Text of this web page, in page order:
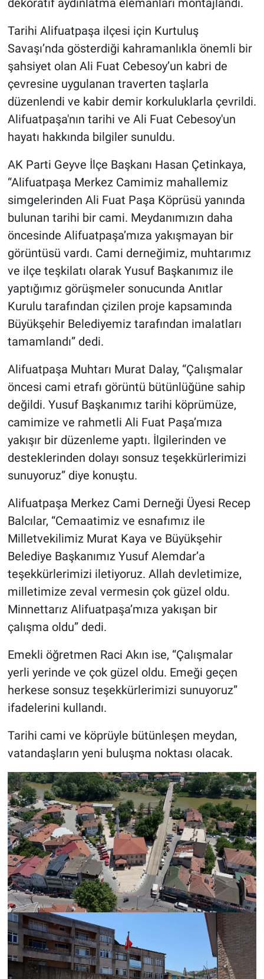
dekoratif aydınlatma elemanları montajlandı.
Tarihi Alifuatpaşa ilçesi için Kurtuluş
Savaşı’nda gösterdiği kahramanlıkla önemli bir
şahsiyet olan Ali Fuat Cebesoy’un kabri de
çevresine uygulanan traverten taşlarla
düzenlendi ve kabir demir korkuluklarla çevrildi.
Alifuatpaşa'nın tarihi ve Ali Fuat Cebesoy'un
hayatı hakkında bilgiler sunuldu.
AK Parti Geyve İlçe Başkanı Hasan Çetinkaya,
“Alifuatpaşa Merkez Camimiz mahallemiz
simgelerinden Ali Fuat Paşa Köprüsü yanında
bulunan tarihi bir cami. Meydanımızın daha
öncesinde Alifuatpaşa’mıza yakışmayan bir
görüntüsü vardı. Cami derneğimiz, muhtarımız
ve ilçe teşkilatı olarak Yusuf Başkanımız ile
yaptığımız görüşmeler sonucunda Anıtlar
Kurulu tarafından çizilen proje kapsamında
Büyükşehir Belediyemiz tarafından imalatları
tamamlandı” dedi.
Alifuatpaşa Muhtarı Murat Dalay, “Çalışmalar
öncesi cami etrafı görüntü bütünlüğüne sahip
değildi. Yusuf Başkanımız tarihi köprümüze,
camimize ve rahmetli Ali Fuat Paşa’mıza
yakışır bir düzenleme yaptı. İlgilerinden ve
desteklerinden dolayı sonsuz teşekkürlerimizi
sunuyoruz” diye konuştu.
Alifuatpaşa Merkez Cami Derneği Üyesi Recep
Balcılar, “Cemaatimiz ve esnafımız ile
Milletvekilimiz Murat Kaya ve Büyükşehir
Belediye Başkanımız Yusuf Alemdar’a
teşekkürlerimizi iletiyoruz. Allah devletimize,
milletimize zeval vermesin çok güzel oldu.
Minnettarız Alifuatpaşa’mıza yakışan bir
çalışma oldu” dedi.
Emekli öğretmen Raci Akın ise, “Çalışmalar
yerli yerinde ve çok güzel oldu. Emeği geçen
herkese sonsuz teşekkürlerimizi sunuyoruz”
ifadelerini kullandı.
Tarihi cami ve köprüyle bütünleşen meydan,
vatandaşların yeni buluşma noktası olacak.